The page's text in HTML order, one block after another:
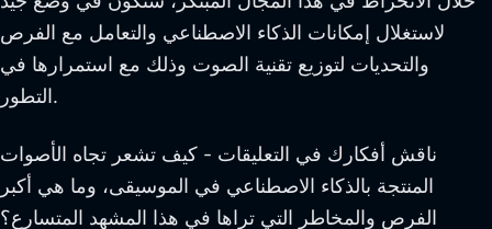
لاستغلال إمكانات الذكاء الاصطناعي والتعامل مع الفرص
والتحديات لتوزيع تقنية الصوت وذلك مع استمرارها في
التطور.
ناقش أفكارك في التعليقات - كيف تشعر تجاه الأصوات
المنتجة بالذكاء الاصطناعي في الموسيقى، وما هي أكبر
الفرص والمخاطر التي تراها في هذا المشهد المتسارع؟